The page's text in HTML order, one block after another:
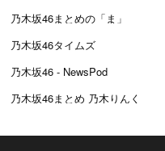
乃木坂46まとめの「ま」
乃木坂46タイムズ
乃木坂46 - NewsPod
乃木坂46まとめ 乃木りんく